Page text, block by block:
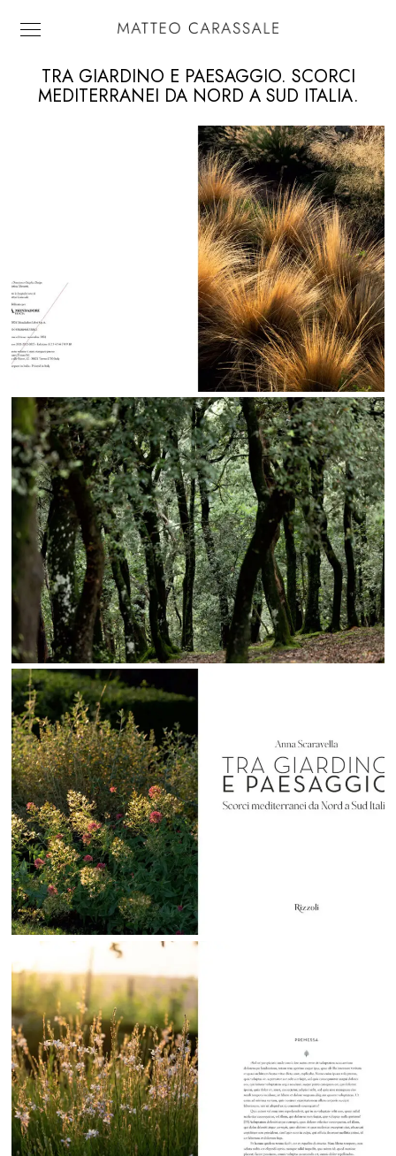
TRA GIARDINO E PAESAGGIO. SCORCI
MEDITERRANEI DA NORD A SUD ITALIA.